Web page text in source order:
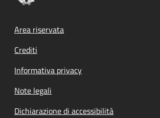
Footer menu
Area riservata
Crediti
Informativa privacy
Note legali
Dichiarazione di accessibilità